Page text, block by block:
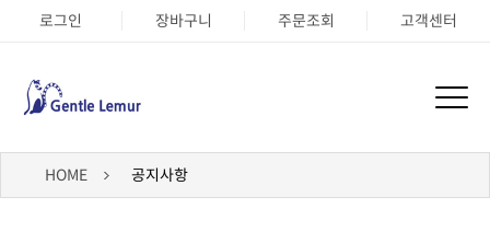
로그인 장바구니 주문조회 고객센터
HOME 공지사항